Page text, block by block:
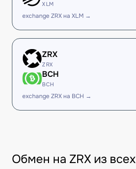
XLM
exchange ZRX на XLM →
ZRX
ZRX
BCH
BCH
exchange ZRX на BCH →
Обмен на ZRX из всех